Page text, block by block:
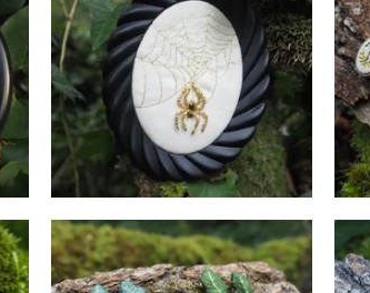
Tisseuse des Reflets
Specimen mural
69 €
Les Feuilles Vagabondes